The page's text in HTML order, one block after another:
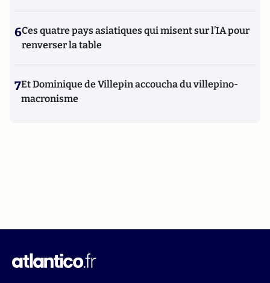
6Ces quatre pays asiatiques qui misent sur l’IA pour
renverser la table
7Et Dominique de Villepin accoucha du villepino-
macronisme